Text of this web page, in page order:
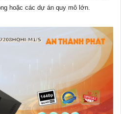
hoặc các dự án quy mô lớn.